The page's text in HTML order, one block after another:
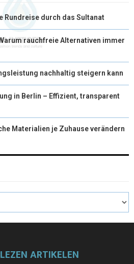
Rundreise durch das Sultanat
rauchfreie Alternativen immer
nachhaltig steigern kann
in Berlin – Effizient, transparent
Materialien je Zuhause verändern
ARTIKELEN